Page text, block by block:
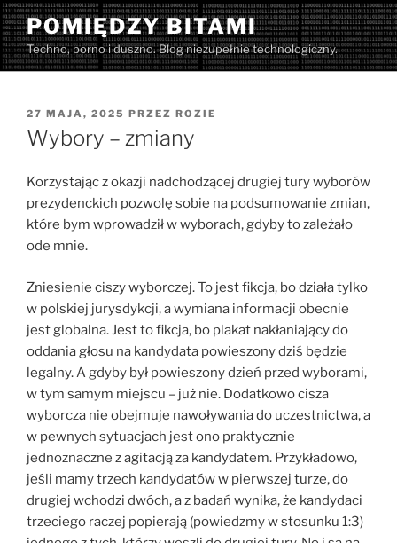
Przejdź
do
treści
POMIĘDZY BITAMI
Techno, porno i duszno. Blog niezupełnie technologiczny.
OPUBLIKOWANE
W
27 MAJA, 2025 PRZEZ ROZIE
Wybory – zmiany
Korzystając z okazji nadchodzącej drugiej tury wyborów
prezydenckich pozwolę sobie na podsumowanie zmian,
które bym wprowadził w wyborach, gdyby to zależało
ode mnie.
Zniesienie ciszy wyborczej. To jest fikcja, bo działa tylko
w polskiej jurysdykcji, a wymiana informacji obecnie
jest globalna. Jest to fikcja, bo plakat nakłaniający do
oddania głosu na kandydata powieszony dziś będzie
legalny. A gdyby był powieszony dzień przed wyborami,
w tym samym miejscu – już nie. Dodatkowo cisza
wyborcza nie obejmuje nawoływania do uczestnictwa, a
w pewnych sytuacjach jest ono praktycznie
jednoznaczne z agitacją za kandydatem. Przykładowo,
jeśli mamy trzech kandydatów w pierwszej turze, do
drugiej wchodzi dwóch, a z badań wynika, że kandydaci
trzeciego raczej popierają (powiedzmy w stosunku 1:3)